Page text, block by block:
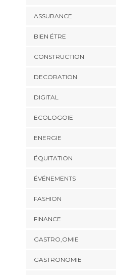
ASSURANCE
BIEN ÉTRE
CONSTRUCTION
DECORATION
DIGITAL
ECOLOGOIE
ENERGIE
ÉQUITATION
ÉVÉNEMENTS
FASHION
FINANCE
GASTRO,OMIE
GASTRONOMIE